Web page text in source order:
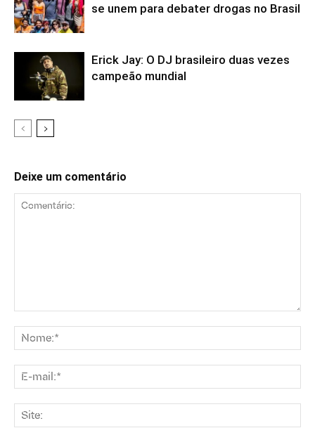
se unem para debater drogas no Brasil
Erick Jay: O DJ brasileiro duas vezes
campeão mundial
Deixe um comentário